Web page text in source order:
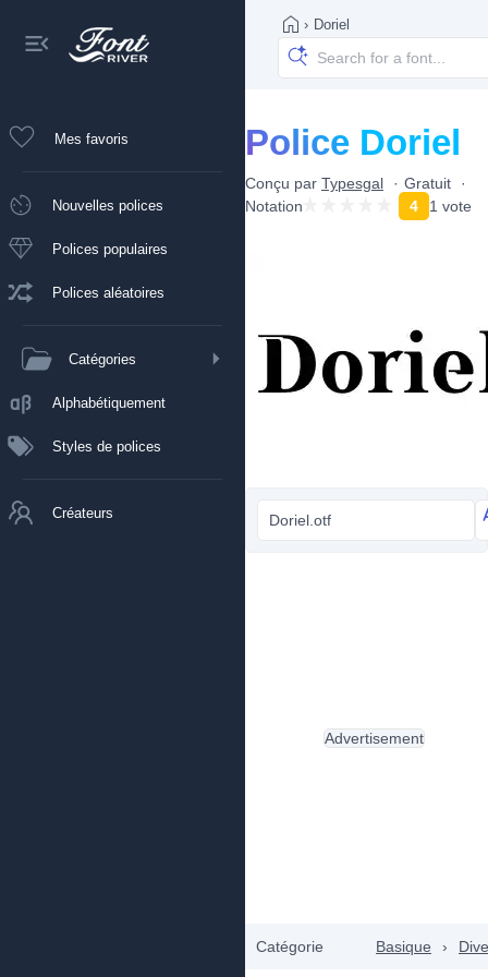
Mes favoris
Nouvelles polices
Polices populaires
Polices aléatoires
Catégories
Alphabétiquement
Styles de polices
Créateurs
› Doriel
Police Doriel
Conçu par Typesgal
Gratuit
Notation
4 1 vote
Doriel.otf
Catégorie Basique ›
Advertisement